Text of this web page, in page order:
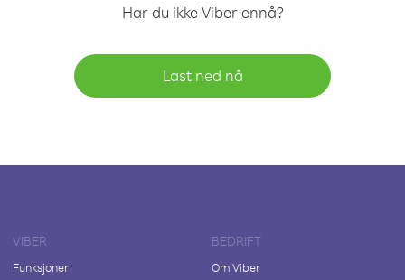
Har du ikke Viber ennå?
Last ned nå
VIBER
Funksjoner
BEDRIFT
Om Viber